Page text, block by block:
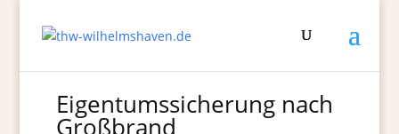
Eigentumssicherung nach
Großbrand